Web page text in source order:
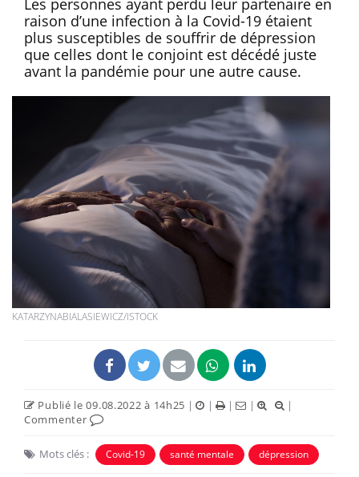
Les personnes ayant perdu leur partenaire en
raison d’une infection à la Covid-19 étaient
plus susceptibles de souffrir de dépression
que celles dont le conjoint est décédé juste
avant la pandémie pour une autre cause.
KATARZYNABIALASIEWICZ/ISTOCK
Publié le 09.08.2022 à 14h25 | | | |
|
Commenter
Mots clés : Covid-19 santé mentale dépression